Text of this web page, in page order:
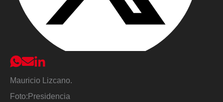
Mauricio Lizcano.
Foto:Presidencia